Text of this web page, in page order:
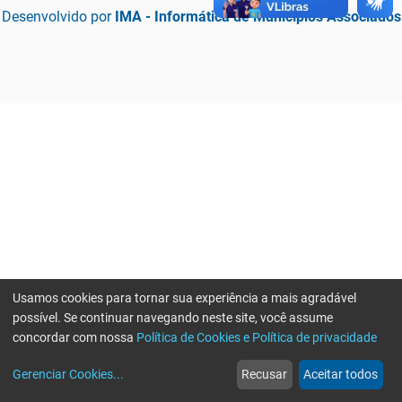
Desenvolvido por IMA - Informática de Municípios Associados
web
Notícias
more_horiz
Mais
Usamos cookies para tornar sua experiência a mais agradável
possível. Se continuar navegando neste site, você assume
concordar com nossa Política de Cookies e Política de privacidade
Gerenciar Cookies... Recusar Aceitar todos
Erro ao enviar informações, por favor tente novamente